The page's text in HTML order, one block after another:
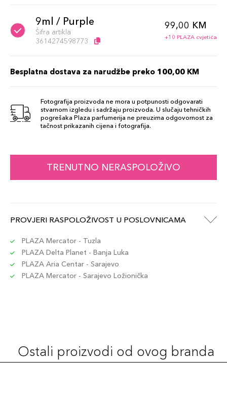
9ml / Purple
Šifra artikla
3614274598773
99,00 KM
+10 PLAZA cvjetića
Besplatna dostava za narudžbe preko 100,00 KM
Fotografija proizvoda ne mora u potpunosti odgovarati
stvarnom izgledu i sadržaju proizvoda. U slučaju tehničkih
pogrešaka Plaza parfumerija ne preuzima odgovornost za
tačnost prikazanih cijena i fotografija.
TRENUTNO NERASPOLOŽIVO
PROVJERI RASPOLOŽIVOST U POSLOVNICAMA
PLAZA Mercator - Tuzla
PLAZA Delta Planet - Banja Luka
PLAZA Aria Centar - Sarajevo
PLAZA Mercator - Sarajevo Ložionička
Ostali proizvodi od ovog branda